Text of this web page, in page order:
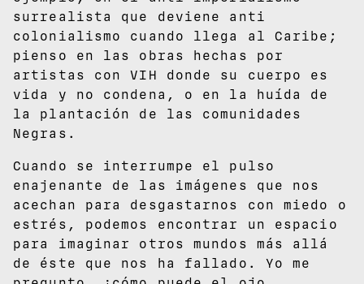
surrealista que deviene anti
colonialismo cuando llega al Caribe;
pienso en las obras hechas por
artistas con VIH donde su cuerpo es
vida y no condena, o en la huída de
la plantación de las comunidades
Negras.
Cuando se interrumpe el pulso
enajenante de las imágenes que nos
acechan para desgastarnos con miedo o
estrés, podemos encontrar un espacio
para imaginar otros mundos más allá
de éste que nos ha fallado. Yo me